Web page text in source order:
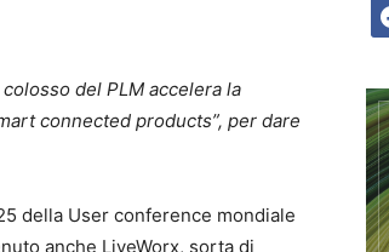
del PLM accelera la
connected products”, per dare
della User conference mondiale
anche LiveWorx, sorta di